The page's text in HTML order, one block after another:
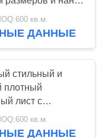
для легкого
кв.м.
ДАННЫЕ
стильный и
плотный
лист с
краской для
кв.м.
ДАННЫЕ